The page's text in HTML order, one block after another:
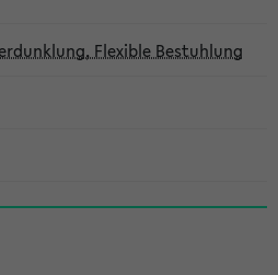
Flexible Bestuhlung